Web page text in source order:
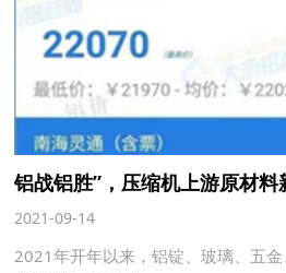
铝战铝胜”，压缩机上游原材料
2021-09-14
2021年开年以来，铝锭、玻璃、五